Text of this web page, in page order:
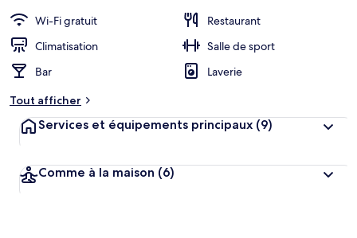
Wi-Fi gratuit
Restaurant
Climatisation
Salle de sport
Bar
Laverie
Tout afficher
Services et équipements principaux (9)
Comme à la maison (6)